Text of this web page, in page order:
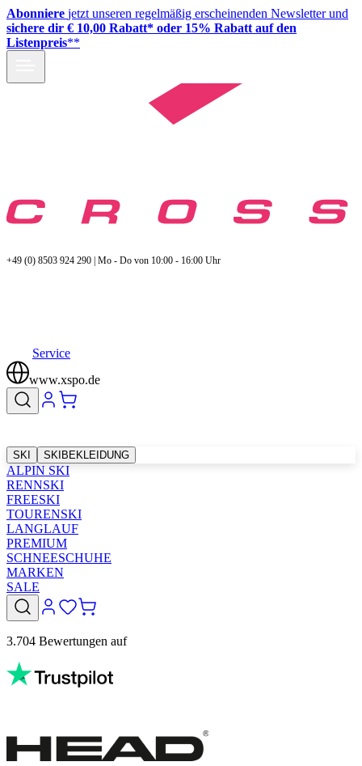
Abonniere jetzt unseren regelmäßig erscheinenden Newsletter und
sichere dir € 10,00 Rabatt* oder 15% Rabatt auf den
Listenpreis**
+49 (0) 8503 924 290 | Mo - Do von 10:00 - 16:00 Uhr
Service
www.xspo.de
SKI SKIBEKLEIDUNG
ALPIN SKI
RENNSKI
FREESKI
TOURENSKI
LANGLAUF
PREMIUM
SCHNEESCHUHE
MARKEN
SALE
3.704 Bewertungen auf